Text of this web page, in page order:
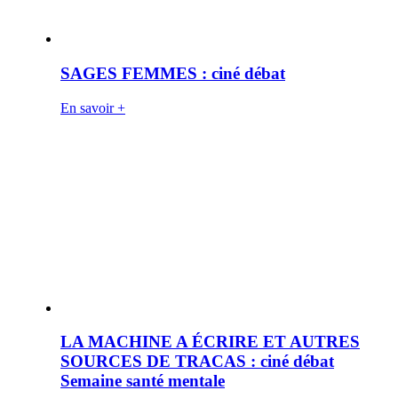
SAGES FEMMES : ciné débat
En savoir +
LA MACHINE A ÉCRIRE ET AUTRES
SOURCES DE TRACAS : ciné débat
Semaine santé mentale